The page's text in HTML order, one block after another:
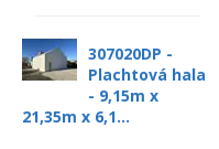
307020DP -
Plachtová hala
- 9,15m x
21,35m x 6,1...